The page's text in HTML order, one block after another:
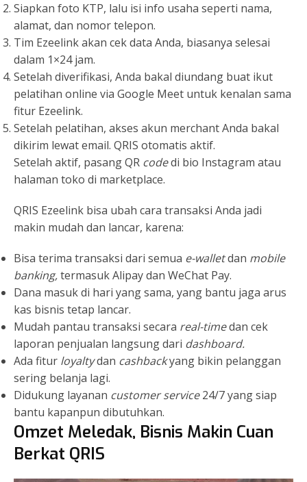
Siapkan foto KTP, lalu isi info usaha seperti nama,
alamat, dan nomor telepon.
Tim Ezeelink akan cek data Anda, biasanya selesai
dalam 1×24 jam.
Setelah diverifikasi, Anda bakal diundang buat ikut
pelatihan online via Google Meet untuk kenalan sama
fitur Ezeelink.
Setelah pelatihan, akses akun merchant Anda bakal
dikirim lewat email. QRIS otomatis aktif.
Setelah aktif, pasang QR codedi bio Instagram atau
halaman toko di marketplace.
QRIS Ezeelink bisa ubah cara transaksi Anda jadi
makin mudah dan lancar, karena:
Bisa terima transaksi dari semua e-walletdan mobile
banking,termasuk Alipay dan WeChat Pay.
Dana masuk di hari yang sama, yang bantu jaga arus
kas bisnis tetap lancar.
Mudah pantau transaksi secara real-timedan cek
laporan penjualan langsung dari dashboard.
Ada fitur loyaltydan cashbackyang bikin pelanggan
sering belanja lagi.
Didukung layanan customer service24/7 yang siap
bantu kapanpun dibutuhkan.
Omzet Meledak, Bisnis Makin Cuan
Berkat QRIS